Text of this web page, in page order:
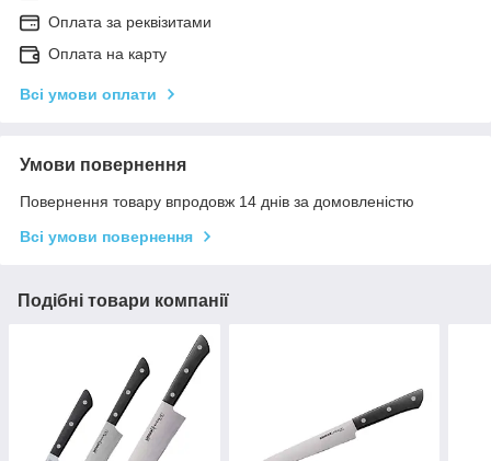
Оплата за реквізитами
Оплата на карту
Всі умови оплати
Умови повернення
Повернення товару впродовж 14 днів за домовленістю
Всі умови повернення
Подібні товари компанії